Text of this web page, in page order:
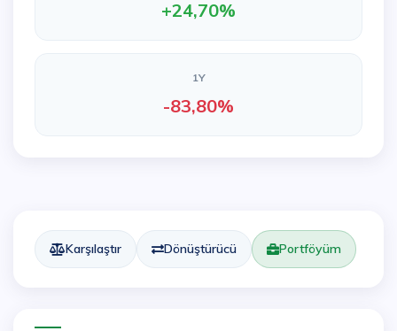
+24,70%
1Y
-83,80%
Karşılaştır Dönüştürücü Portföyüm